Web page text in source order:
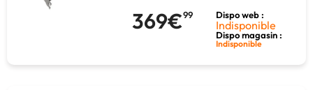
369€99 Dispo web :
Indisponible
Dispo magasin :
Indisponible